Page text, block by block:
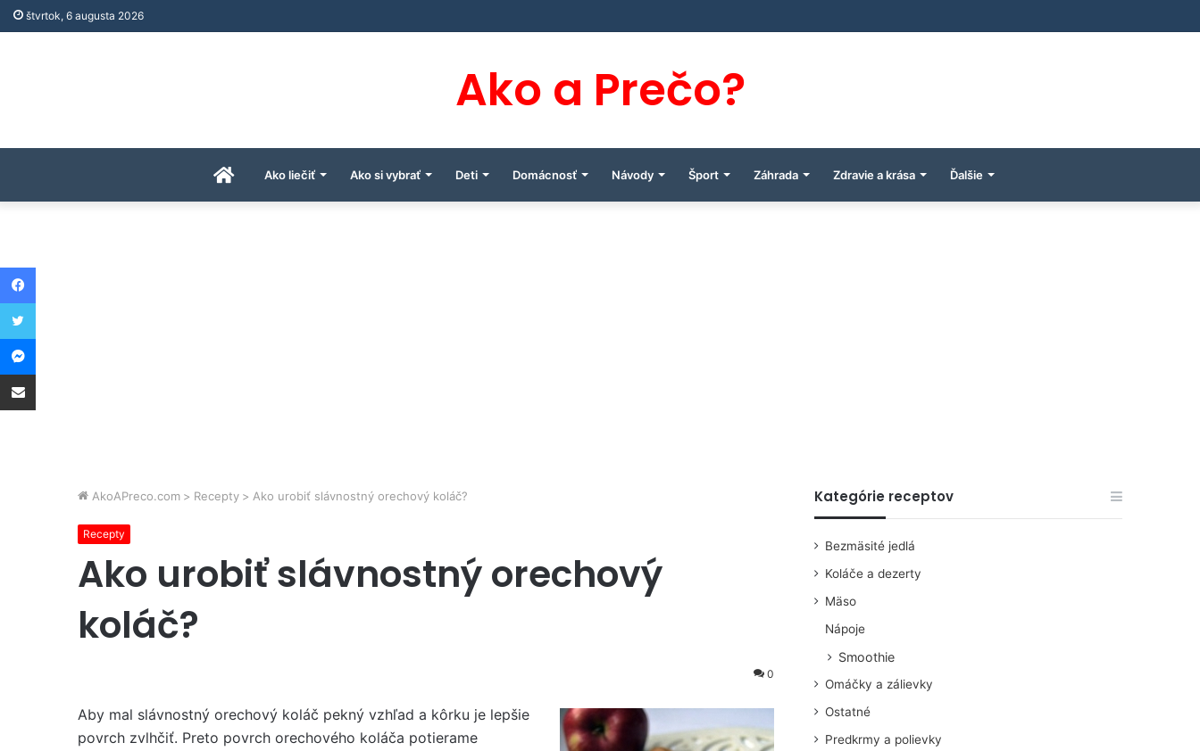
štvrtok, 6 augusta 2026
Ako a Prečo?
ÚvodnáAko liečiť Ako si vybrať Deti Domácnosť Návody Šport Záhrada Zdravie a krása Ďalšie
AkoAPreco.com > Recepty > Ako urobiť slávnostný orechový koláč?
Recepty
Ako urobiť slávnostný orechový
koláč?
0
Aby mal slávnostný orechový koláč pekný vzhľad a kôrku je lepšie
povrch zvlhčiť. Preto povrch orechového koláča potierame
Kategórie receptov
Bezmäsité jedlá
Koláče a dezerty
Mäso
Nápoje
Smoothie
Omáčky a zálievky
Ostatné
Predkrmy a polievky
Facebook
Twitter
Messenger
Share via Email